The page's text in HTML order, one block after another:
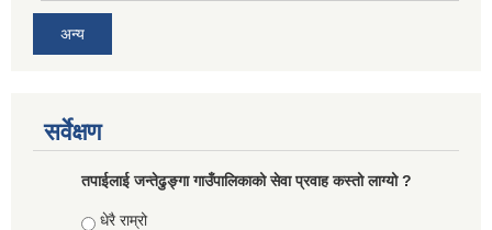
अन्य
सर्वेक्षण
तपाईलाई जन्तेढुङ्गा गाउँपालिकाको सेवा प्रवाह कस्तो लाग्यो ?
Choices
धेरै राम्रो